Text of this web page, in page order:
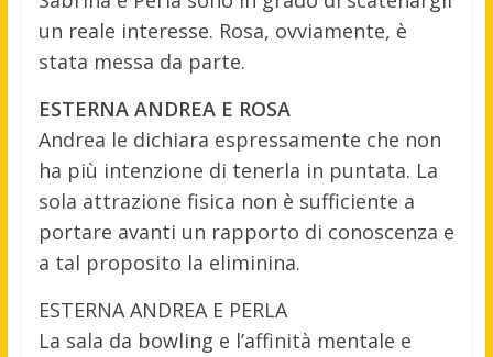
un reale interesse. Rosa, ovviamente, è
stata messa da parte.
ESTERNA ANDREA E ROSA
Andrea le dichiara espressamente che non
ha più intenzione di tenerla in puntata. La
sola attrazione fisica non è sufficiente a
portare avanti un rapporto di conoscenza e
a tal proposito la eliminina.
ESTERNA ANDREA E PERLA
La sala da bowling e l’affinità mentale e